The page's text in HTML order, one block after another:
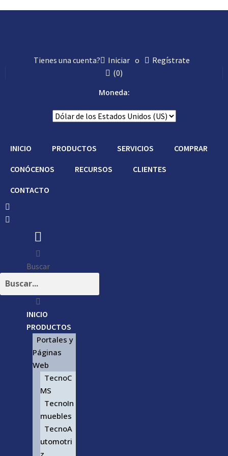
Tienes una cuenta? Iniciar o
Regístrate
(0)
Moneda:
INICIO PRODUCTOS SERVICIOS COMPRAR
CONÓCENOS RECURSOS CLIENTES
CONTACTO
Buscar
INICIO
PRODUCTOS
Portales y
Páginas
Web
TecnoC
MS
TecnoIn
muebles
TecnoA
utomotri